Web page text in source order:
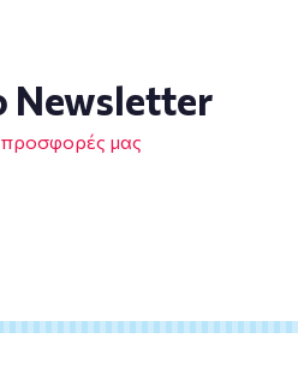
Newsletter
προσφορές μας